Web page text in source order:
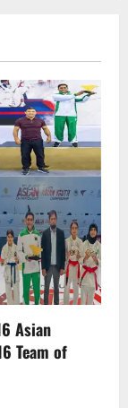
Asian
Team of